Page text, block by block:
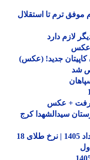
ترم تا استقلال
دارد
جدید! (عکس)
سیدالشهدا کرج
قیمت طلا و سکه امروز دوشنبه 19 مرداد 1405 | نرخ طلای 18